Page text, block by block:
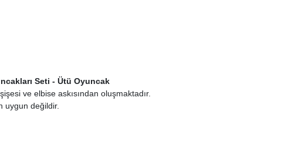
Seti - Ütü Oyuncak
ve elbise askısından oluşmaktadır.
uygun değildir.